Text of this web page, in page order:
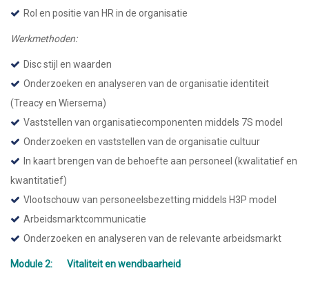
Rol en positie van HR in de organisatie
Werkmethoden:
Disc stijl en waarden
Onderzoeken en analyseren van de organisatie identiteit
(Treacy en Wiersema)
Vaststellen van organisatiecomponenten middels 7S model
Onderzoeken en vaststellen van de organisatie cultuur
In kaart brengen van de behoefte aan personeel (kwalitatief en
kwantitatief)
Vlootschouw van personeelsbezetting middels H3P model
Arbeidsmarktcommunicatie
Onderzoeken en analyseren van de relevante arbeidsmarkt
Module 2: Vitaliteit en wendbaarheid